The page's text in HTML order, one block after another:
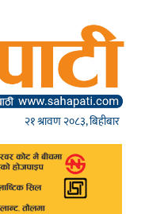
२१ श्रावण २०८३, बिहीबार